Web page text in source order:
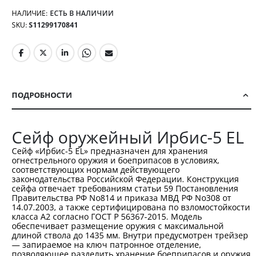
НАЛИЧИЕ: ЕСТЬ В НАЛИЧИИ
SKU S11299170841
ПОДРОБНОСТИ
Сейф оружейный Ирбис-5 EL
Сейф «Ирбис-5 EL» предназначен для хранения
огнестрельного оружия и боеприпасов в условиях,
соответствующих нормам действующего
законодательства Российской Федерации. Конструкция
сейфа отвечает требованиям статьи 59 Постановления
Правительства РФ No814 и приказа МВД РФ No308 от
14.07.2003, а также сертифицирована по взломостойкости
класса A2 согласно ГОСТ Р 56367-2015. Модель
обеспечивает размещение оружия с максимальной
длиной ствола до 1435 мм. Внутри предусмотрен трейзер
— запираемое на ключ патронное отделение,